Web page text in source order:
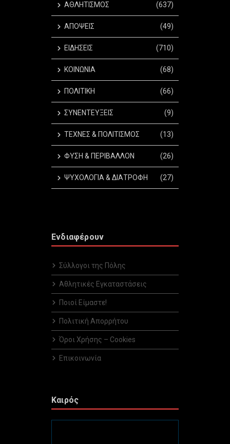
ΑΘΛΗΤΙΣΜΟΣ (637)
ΑΠΟΨΕΙΣ (49)
ΕΙΔΗΣΕΙΣ (710)
ΚΟΙΝΩΝΙΑ (68)
ΠΟΛΙΤΙΚΗ (66)
ΣΥΝΕΝΤΕΥΞΕΙΣ (9)
ΤΕΧΝΕΣ & ΠΟΛΙΤΙΣΜΟΣ (13)
ΦΥΣΗ & ΠΕΡΙΒΑΛΛΟΝ (26)
ΨΥΧΟΛΟΓΙΑ & ΔΙΑΤΡΟΦΗ (27)
Ενδιαφέρουν
Σύλλογοι της Πόλης
Αθλητικές Εγκαταστάσεις
Ποιοί Είμαστε!
Πολιτική Απορρήτου
Όροι Χρήσης – Cookies
Επικοινωνία
Καιρός